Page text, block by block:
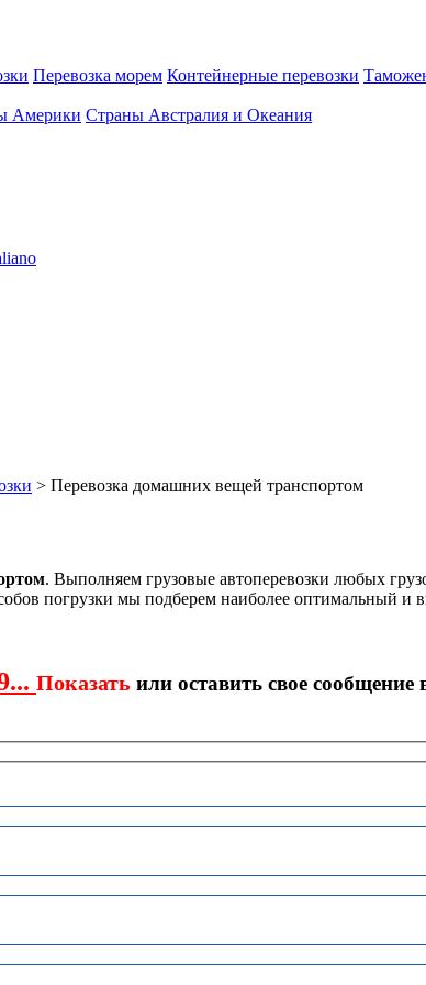
Перевозка морем Контейнерные перевозки
Америки Страны Австралия и Океания
> Перевозка домашних вещей транспортом
. Выполняем грузовые автоперевозки любых
погрузки мы подберем наиболее оптимальный и
Показать или оставить свое